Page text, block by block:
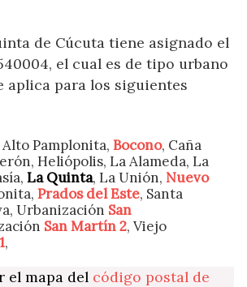
de Cúcuta tiene asignado el
el cual es de tipo urbano
aplica para los siguientes
Pamplonita, Bocono, Caña
Heliópolis, La Alameda, La
La Quinta, La Unión, Nuevo
Prados del Este, Santa
Urbanización San
San Martín 2, Viejo
,
el mapa del código postal de